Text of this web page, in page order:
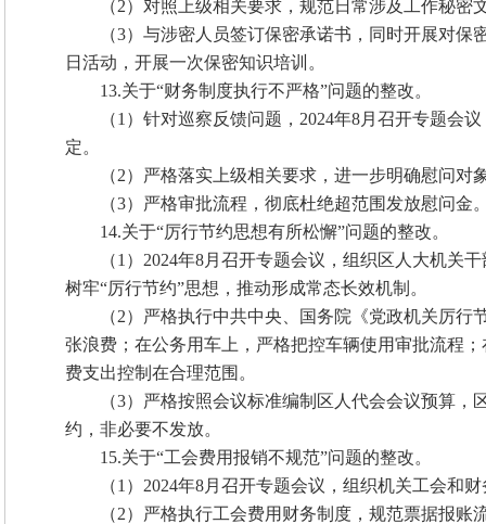
（2）对照上级相关要求，规范日常涉及工作秘
（3）与涉密人员签订保密承诺书，同时开展对
日活动，开展一次保密知识培训。
13.关于“财务制度执行不严格”问题的整改。
（1） 针对巡察反馈问题，2024年8月召开专题会
定。
（2）严格落实上级相关要求，进一步明确慰问
（3）严格审批流程，彻底杜绝超范围发放慰问金
14.关于“厉行节约思想有所松懈”问题的整改。
（1）2024年8月召开专题会议，组织区人大机关
树牢“厉行节约”思想，推动形成常态长效机制。
（2）严格执行中共中央、国务院《党政机关厉
张浪费；在公务用车上，严格把控车辆使用审批流程
费支出控制在合理范围。
（3）严格按照会议标准编制区人代会会议预算
约，非必要不发放。
15.关于“工会费用报销不规范”问题的整改。
（1）2024年8月召开专题会议，组织机关工会和
（2）严格执行工会费用财务制度，规范票据报